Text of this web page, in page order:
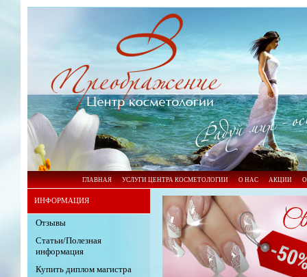
ГЛАВНАЯ УСЛУГИ ЦЕНТРА КОСМЕТОЛОГИИ О НАС АКЦИИ
ИНФОРМАЦИЯ
Отзывы
Статьи/Полезная
информация
Купить диплом магистра